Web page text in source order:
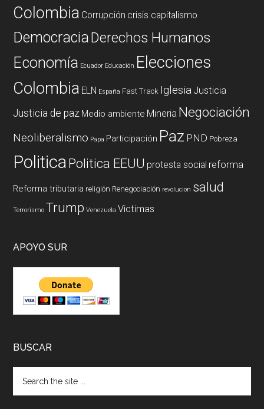
Colombia Corrupción crisis capitalismo
DemocraciaDerechos Humanos
Economía Ecuador Educación Elecciones
Colombia ELN España Fast Track Iglesia Justicia
Justicia de paz Medio ambiente Mineria Negociación
Neoliberalismo Papa Participación Paz PND Pobreza
PoliticaPolitica EEUU protesta social reforma
Reforma tributaria religión Renegociación revolucion salud
Terrorismo Trump Venezuela Victimas
APOYO SUR
BUSCAR